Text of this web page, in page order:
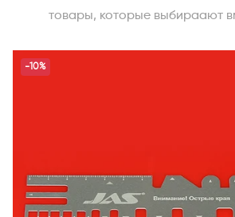
товары, которые выбираают
-10%